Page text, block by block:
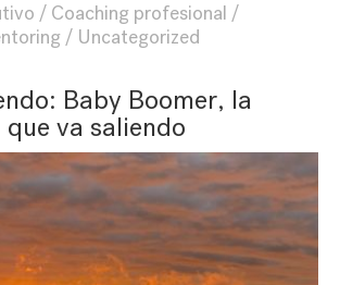
Coaching profesional
Uncategorized
Baby Boomer, la
que va saliendo